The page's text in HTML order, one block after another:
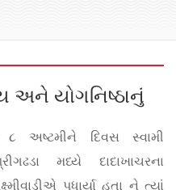
અને યોગનિષ્ઠાનું
અષ્ટમીને દિવસ સ્વામી
મધ્યે દાદાખાચરના
પધાર્યા હતા ને ત્યાં